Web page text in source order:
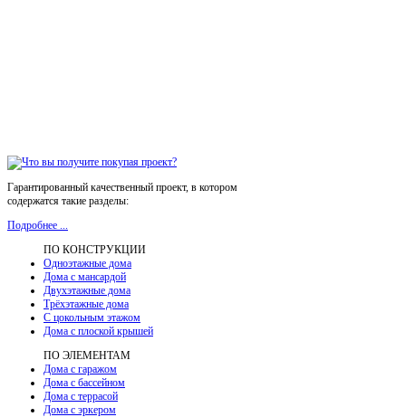
Гарантированный качественный проект, в котором
содержатся такие разделы:
Подробнее ...
ПО КОНСТРУКЦИИ
Одноэтажные дома
Дома с мансардой
Двухэтажные дома
Трёхэтажные дома
С цокольным этажом
Дома с плоской крышей
ПО ЭЛЕМЕНТАМ
Дома с гаражом
Дома с бассейном
Дома с террасой
Дома с эркером